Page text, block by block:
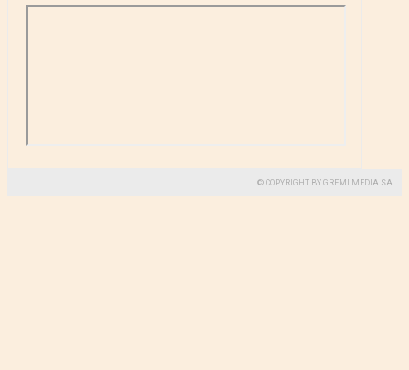
© COPYRIGHT BY GREMI MEDIA SA